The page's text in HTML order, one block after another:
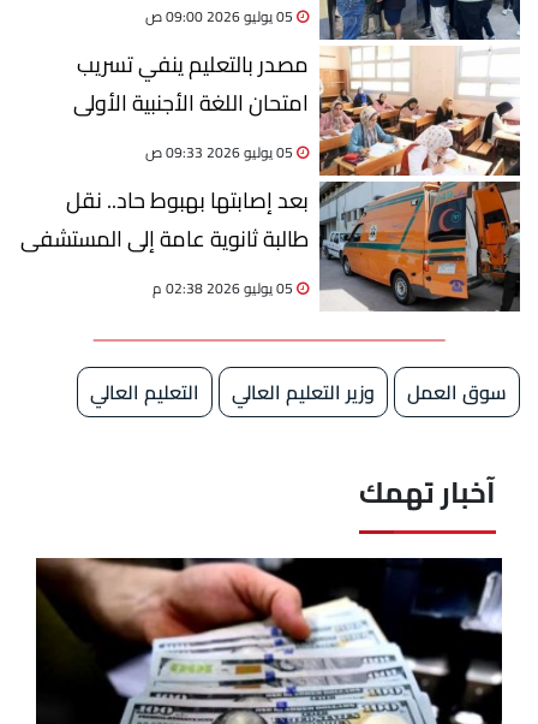
05 يوليو 2026 09:00 ص
مصدر بالتعليم ينفي تسريب
امتحان اللغة الأجنبية الأولى
لطلاب الثانوية العامة 2026
05 يوليو 2026 09:33 ص
بعد إصابتها بهبوط حاد.. نقل
طالبة ثانوية عامة إلى المستشفى
بالأقصر
05 يوليو 2026 02:38 م
سوق العمل وزير التعليم العالي التعليم العالي
آخبار تهمك